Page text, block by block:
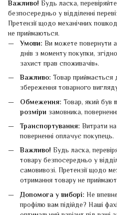
Важливо! Будь ласка, перевіряйте
безпосередньо у відділенні
Претензії щодо механічних
не приймаються.
Умови: Ви можете повернути
днів з моменту покупки,
захист прав споживачів».
Важливо: Товар приймається
збереження товарного
Обмеження: Товар, який був
розміри замовника,
Транспортування: Витрати
поверненні оплачує покупець.
Важливо! Будь ласка,
товару безпосередньо у
самовивозі. Претензії щодо
отримання товару не
Допомога у виборі: Не
профілю вам підійде? Наші